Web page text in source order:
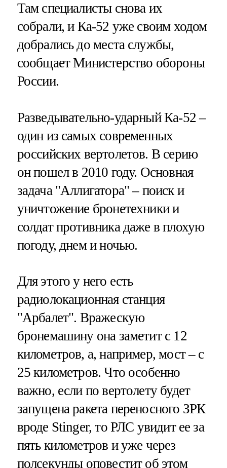
Там специалисты снова их
собрали, и Ка-52 уже своим ходом
добрались до места службы,
сообщает Министерство обороны
России.
Разведывательно-ударный Ка-52 –
один из самых современных
российских вертолетов. В серию
он пошел в 2010 году. Основная
задача "Аллигатора" – поиск и
уничтожение бронетехники и
солдат противника даже в плохую
погоду, днем и ночью.
Для этого у него есть
радиолокационная станция
"Арбалет". Вражескую
бронемашину она заметит с 12
километров, а, например, мост – с
25 километров. Что особенно
важно, если по вертолету будет
запущена ракета переносного ЗРК
вроде Stinger, то РЛС увидит ее за
пять километров и уже через
полсекунды оповестит об этом